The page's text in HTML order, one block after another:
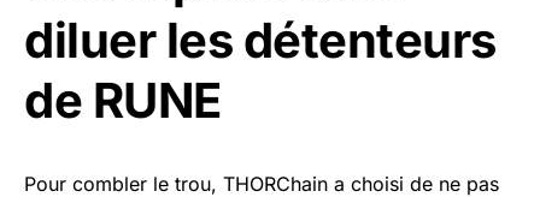
diluer les détenteurs
de RUNE
Pour combler le trou, THORChain a choisi de ne pas